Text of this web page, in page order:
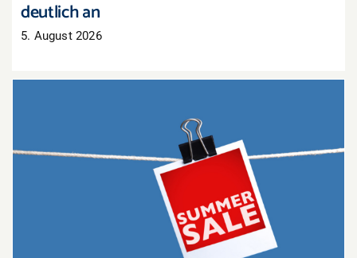
deutlich an
5. August 2026
Sommerschlussverkauf: Nur noch wenige Tage,
um Lagerbestände zu räumen